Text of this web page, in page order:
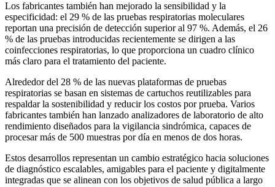
Los fabricantes también han mejorado la sensibilidad y la
especificidad: el 29 % de las pruebas respiratorias moleculares
reportan una precisión de detección superior al 97 %. Además, el 26
% de las pruebas introducidas recientemente se dirigen a las
coinfecciones respiratorias, lo que proporciona un cuadro clínico
más claro para el tratamiento del paciente.
Alrededor del 28 % de las nuevas plataformas de pruebas
respiratorias se basan en sistemas de cartuchos reutilizables para
respaldar la sostenibilidad y reducir los costos por prueba. Varios
fabricantes también han lanzado analizadores de laboratorio de alto
rendimiento diseñados para la vigilancia sindrómica, capaces de
procesar más de 500 muestras por día en menos de dos horas.
Estos desarrollos representan un cambio estratégico hacia soluciones
de diagnóstico escalables, amigables para el paciente y digitalmente
integradas que se alinean con los objetivos de salud pública a largo